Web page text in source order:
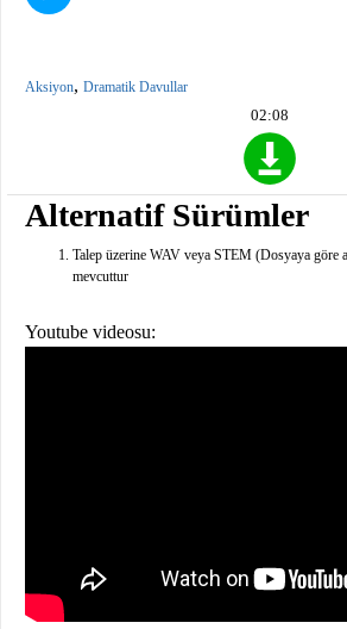
Aksiyon, Dramatik Davullar
02:08
Alternatif Sürümler
Talep üzerine WAV veya STEM (Dosyaya göre
mevcuttur
Youtube videosu: